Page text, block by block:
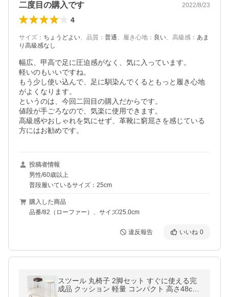
二度目の購入です 2022/8/23
4
サイズ ： ちょうどよい、 品質 ： 普通、 履き心地 ： 良い、 高級感 ： あま
り高級感なし
幅広、甲高で足に圧迫感がなく、気に入っています。
軽いのもいいですね。
もう少し使い込んで、足に馴染んでくるともっと履き心地
がよくなります。
というのは、今回二回目の購入だからです。
値段が手ごろなので、気楽に使用できます。
高級感やおしゃれを気にせず、革靴に窮屈さを感じている
方にはお勧めです。
投稿者情報
男性/60歳以上
普段履いているサイズ：25cm
購入した商品
品番/82（ローファー）、サイズ/25.0cm
違反報告 いいね 0
スツール 丸椅子 2脚セット すぐに使える完
成品 クッション 軽量 コンパクト 高さ48cm